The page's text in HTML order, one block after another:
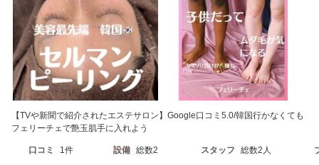
【TVや新聞で紹介されたエステサロン】Google口コミ5.0/韓国行かなくても
フェリーチェで艶玉肌手に入れよう
口コミ 1件 設備 総数2 スタッフ 総数2人